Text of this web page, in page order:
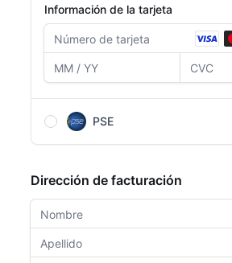
Información de la tarjeta
PSE
pago.
Dirección de facturación